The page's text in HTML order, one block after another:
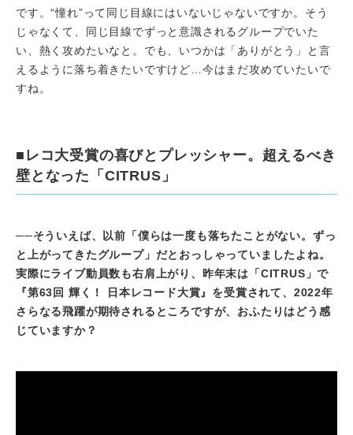
です。“憧れ”って同じ目線にはいないじゃないですか。そう
じゃなくて、同じ目線でずっと意識されるグループでいた
い、熱く攻めたいなと。でも、いつかは「ありがとう」と言
えるように落ち着きたいですけど…今はまだ攻めていたいで
すね。
■レコ大受賞の喜びとプレッシャー。超えるべき
壁となった「CITRUS」
──そういえば、以前「僕らは一度も落ちたことがない。ずっ
と上がってきたグループ」だとおっしゃっていましたよね。
実際にライブ動員数も右肩上がり、昨年末は「CITRUS」で
『第63回 輝く！ 日本レコード大賞』を受賞されて、2022年
さらなる飛躍が期待されるところですが、おふたりはどう感
じていますか？